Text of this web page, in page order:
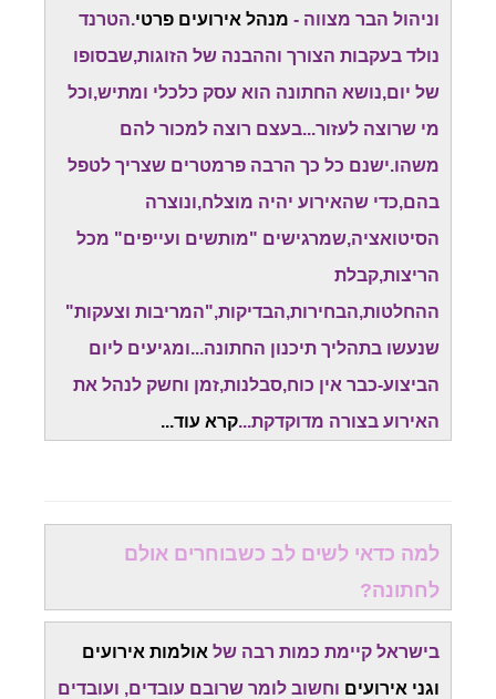
וניהול הבר מצווה - מנהל אירועים פרטי.הטרנד
נולד בעקבות הצורך וההבנה של הזוגות,שבסופו
של יום,נושא החתונה הוא עסק כלכלי ומתיש,וכל
מי שרוצה לעזור...בעצם רוצה למכור להם
משהו.ישנם כל כך הרבה פרמטרים שצריך לטפל
בהם,כדי שהאירוע יהיה מוצלח,ונוצרה
הסיטואציה,שמרגישים "מותשים ועייפים" מכל
הריצות,קבלת
ההחלטות,הבחירות,הבדיקות,"המריבות וצעקות"
שנעשו בתהליך תיכנון החתונה...ומגיעים ליום
הביצוע-כבר אין כוח,סבלנות,זמן וחשק לנהל את
האירוע בצורה מדוקדקת...קרא עוד...
למה כדאי לשים לב כשבוחרים אולם
לחתונה?
בישראל קיימת כמות רבה של אולמות אירועים
וגני אירועים וחשוב לומר שרובם עובדים, ועובדים